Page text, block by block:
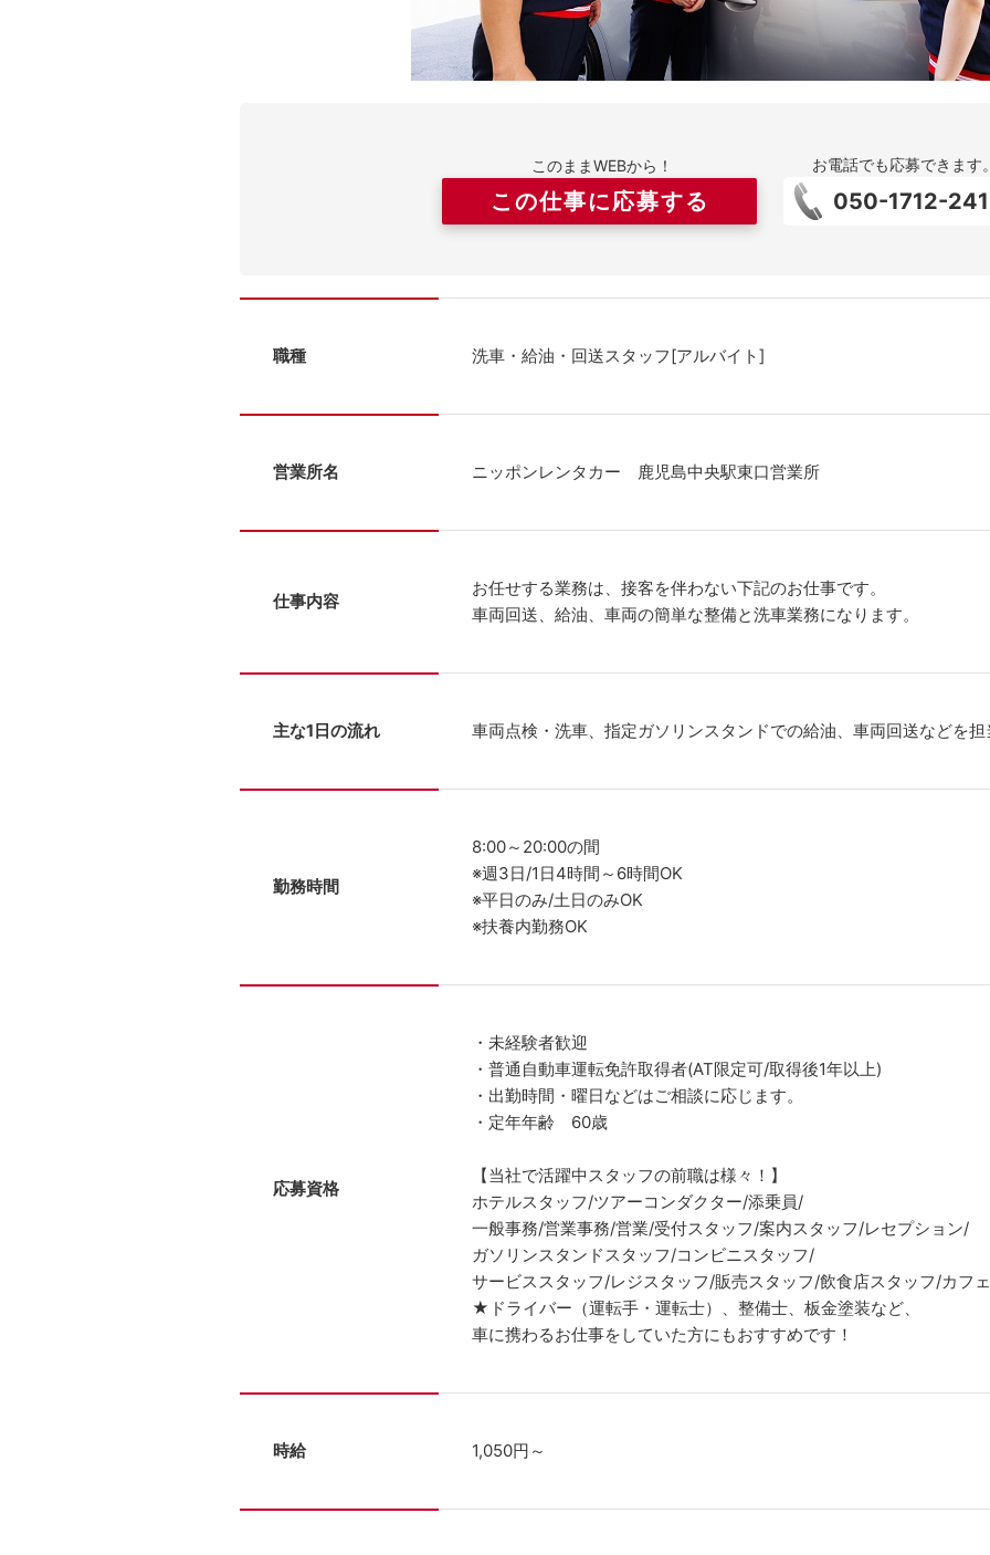
このままWEBから！
この仕事に応募する
お電話でも応募できます
050-1712-
職種 洗車・給油・回送スタッフ[アルバイト]
営業所名 ニッポンレンタカー 鹿児島中央駅東口営業所
仕事内容
お任せする業務は、接客を伴わない下記のお仕事です。
車両回送、給油、車両の簡単な整備と洗車業務になります。
主な1日の流れ 車両点検・洗車、指定ガソリンスタンドでの給油、車両回送などを
勤務時間
8:00～20:00の間
※週3日/1日4時間～6時間OK
※平日のみ/土日のみOK
※扶養内勤務OK
応募資格
・未経験者歓迎
・普通自動車運転免許取得者(AT限定可/取得後1年以上)
・出勤時間・曜日などはご相談に応じます。
・定年年齢 60歳
【当社で活躍中スタッフの前職は様々！】
ホテルスタッフ/ツアーコンダクター/添乗員/
一般事務/営業事務/営業/受付スタッフ/案内スタッフ/レセプション/
ガソリンスタンドスタッフ/コンビニスタッフ/
サービススタッフ/レジスタッフ/販売スタッフ/飲食店スタッフ/カフ
★ドライバー（運転手・運転士）、整備士、板金塗装など、
車に携わるお仕事をしていた方にもおすすめです！
時給 1,050円～